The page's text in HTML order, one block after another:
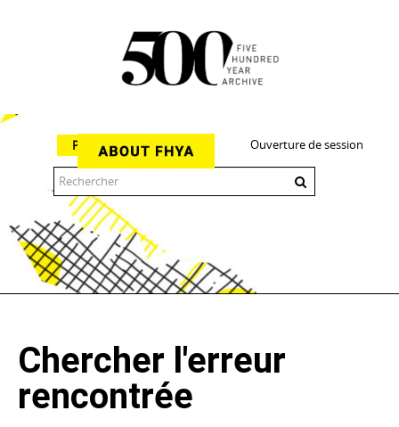
Ouverture de session
Parcourir
Chercher l'erreur
rencontrée